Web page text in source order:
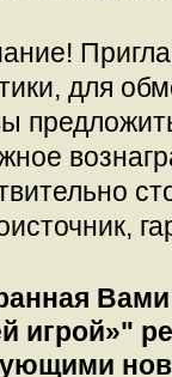
для
Вами
игрой»"